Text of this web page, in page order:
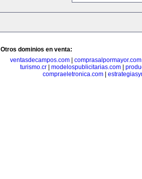
Otros dominios en venta:
ventasdecampos.com| comprasalpormayor.com
turismo.cr
modelospublicitarias.com
compraeletronica.com